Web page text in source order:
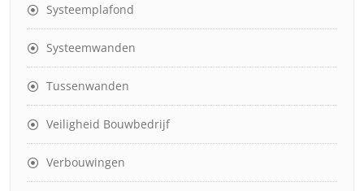
Systeemplafond
Systeemwanden
Tussenwanden
Veiligheid Bouwbedrijf
Verbouwingen